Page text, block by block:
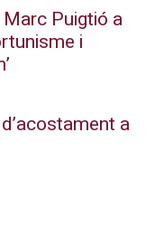
Marc Puigtió a
i
a